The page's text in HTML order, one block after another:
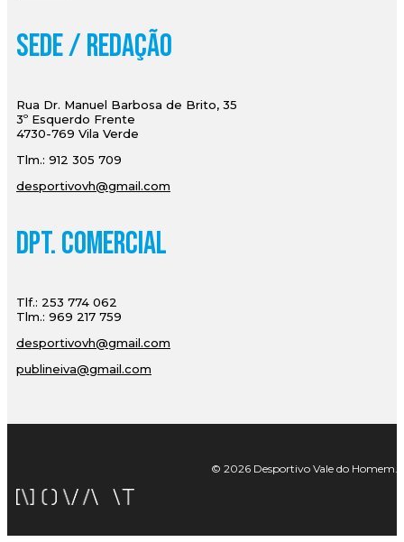
Sede / Redação
Rua Dr. Manuel Barbosa de Brito, 35
3º Esquerdo Frente
4730-769 Vila Verde
Tlm.: 912 305 709
desportivovh@gmail.com
Dpt. Comercial
Tlf.: 253 774 062
Tlm.: 969 217 759
desportivovh@gmail.com
publineiva@gmail.com
© 2026 Desportivo Vale do Homem.